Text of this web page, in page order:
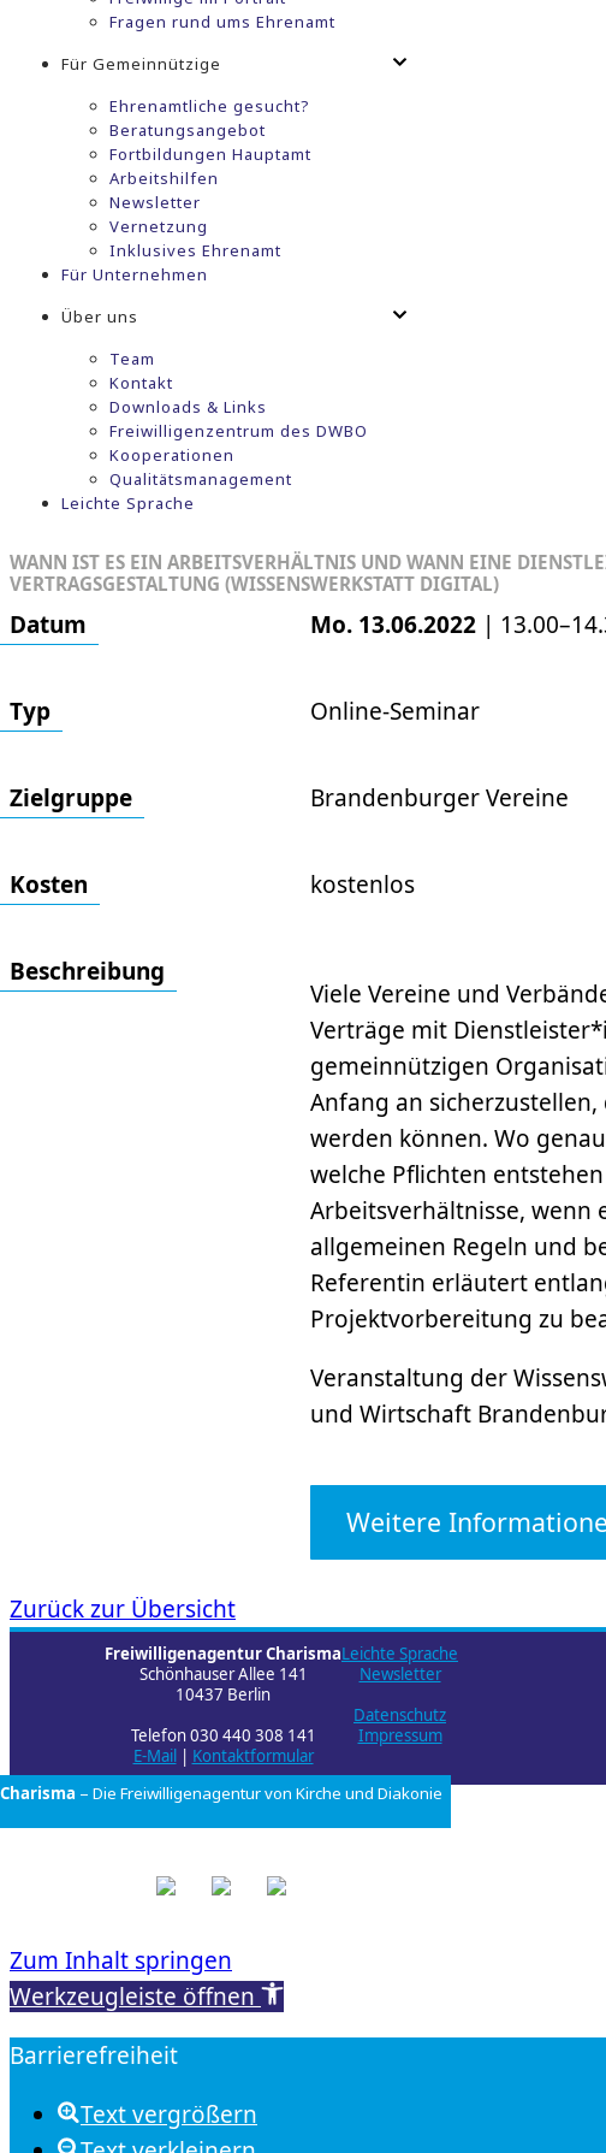
Fragen rund ums Ehrenamt
Für Gemeinnützige
Ehrenamtliche gesucht?
Beratungsangebot
Fortbildungen Hauptamt
Arbeitshilfen
Newsletter
Vernetzung
Inklusives Ehrenamt
Für Unternehmen
Über uns
Team
Kontakt
Downloads & Links
Freiwilligenzentrum des DWBO
Kooperationen
Qualitätsmanagement
Leichte Sprache
WANN IST ES EIN ARBEITSVERHÄLTNIS UND WANN EINE
VERTRAGSGESTALTUNG (WISSENSWERKSTATT DIGITAL)
Datum Mo. 13.06.2022 |
Typ Online-Seminar
Ziel­gruppe Brandenburger Vereine
Kosten kostenlos
Beschrei­bung
Viele Vereine und
Verträge mit
gemeinnützigen
Anfang an
werden können. Wo
welche Pflichten
Arbeitsverhältnisse, wenn
allgemeinen Regeln und
Referentin erläutert
Projektvorbereitung zu
Veranstaltung der
und Wirtschaft
Weitere
Zurück zur Übersicht
Freiwilligenagentur Charisma
Schönhauser Allee 141
10437 Berlin
Telefon 030 440 308 141
E-Mail| Kontaktformular
Leichte Sprache
Newsletter
Datenschutz
Impressum
Charisma – Die Freiwilligenagentur von Kirche und Diakonie
Zum Inhalt springen
Werkzeugleiste öffnen
Barrierefreiheit
Text vergrößern